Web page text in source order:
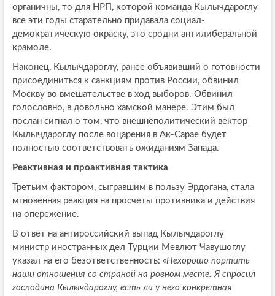
органичны, то для НРП, которой команда Кылычдароглу
все эти годы старательно придавала социал-
демократическую окраску, это сродни антилиберальной
крамоле.
Наконец, Кылычдароглу, ранее объявивший о готовности
присоединиться к санкциям против России, обвинил
Москву во вмешательстве в ход выборов. Обвинил
голословно, в довольно хамской манере. Этим был
послан сигнал о том, что внешнеполитический вектор
Кылычдароглу после воцарения в Ак-Сарае будет
полностью соответствовать ожиданиям Запада.
Реактивная и проактивная тактика
Третьим фактором, сыгравшим в пользу Эрдогана, стала
мгновенная реакция на просчеты противника и действия
на опережение.
В ответ на антироссийский выпад Кылычдароглу
министр иностранных дел Турции Мевлют Чавушоглу
указал на его безответственность: «Нехорошо портить
наши отношения со страной на ровном месте. Я спросил
господина Кылычдароглу, есть ли у него конкретная